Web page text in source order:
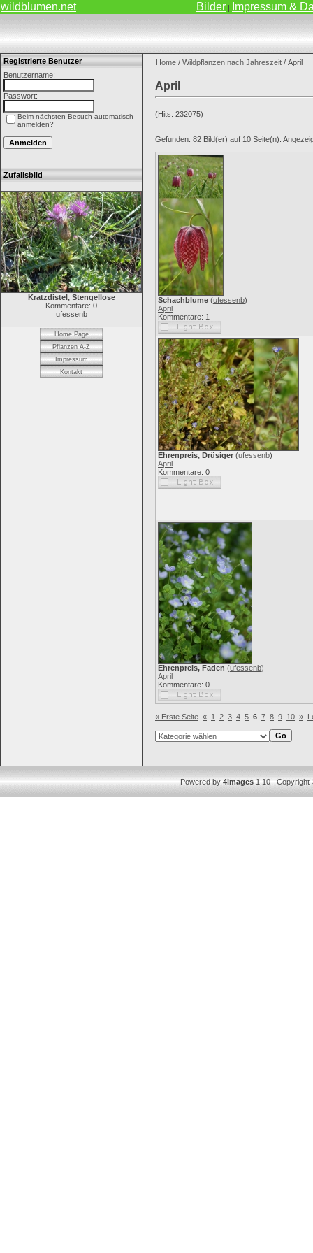
wildblumen.net Bilder | Impressum &
Registrierte Benutzer
Benutzername:
Passwort:
Beim nächsten Besuch automatisch
anmelden?
Zufallsbild
Kratzdistel, Stengellose
Kommentare: 0
ufessenb
Home Page
Pflanzen A-Z
Impressum
Kontakt
Home / Wildpflanzen nach Jahreszeit / April
April
(Hits: 232075)
Gefunden: 82 Bild(er) auf 10 Seite(n).
Schachblume (ufessenb)
April
Kommentare: 1
Ehrenpreis, Drüsiger (ufessenb)
April
Kommentare: 0
Ehrenpreis, Faden (ufessenb)
April
Kommentare: 0
« Erste Seite « 1 2 3 4 5 6 7 8 9 10 »
Powered by4images1.10 Copyright